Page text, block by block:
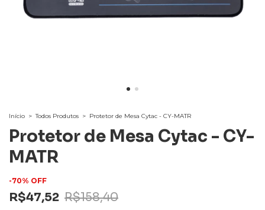
Início > Todos Produtos > Protetor de Mesa Cytac - CY-MATR
Protetor de Mesa Cytac - CY-
MATR
-70% OFF
R$47,52 R$158,40